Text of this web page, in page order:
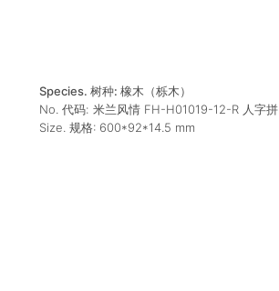
Species. 树种: 橡木（栎木）
No. 代码: 米兰风情 FH-H01019-12-R 人字拼
Size. 规格: 600*92*14.5 mm